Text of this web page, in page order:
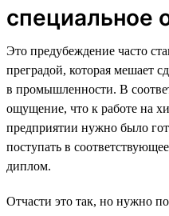
специальное
Это предубеждение часто
преградой, которая мешает
в промышленности. В
ощущение, что к работе на
предприятии нужно было
поступать в
диплом.
Отчасти это так, но нужно